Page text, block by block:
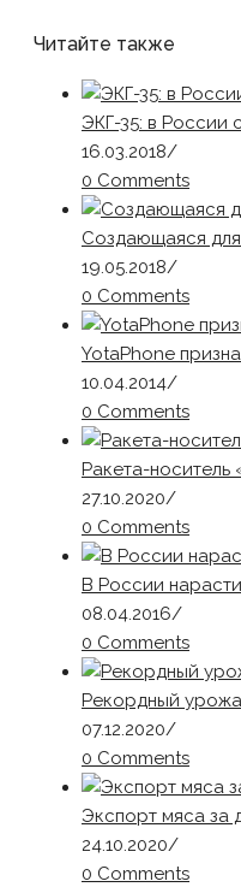
Читайте также
ЭКГ-35: в России
16.03.2018/
0 Comments
Создающаяся
19.05.2018/
0 Comments
YotaPhone
10.04.2014/
0 Comments
Ракета-
27.10.2020/
0 Comments
В России
08.04.2016/
0 Comments
Рекордный
07.12.2020/
0 Comments
Экспорт мяса за
24.10.2020/
0 Comments